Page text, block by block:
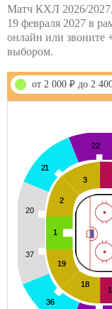
Матч КХЛ 2026/
19 февраля 2027 в
онлайн или звоните
выбором.
от 2 000 ₽ до 2